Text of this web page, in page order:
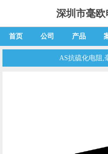
深圳市毫欧
首页 公司 产品
AS抗硫化电阻,